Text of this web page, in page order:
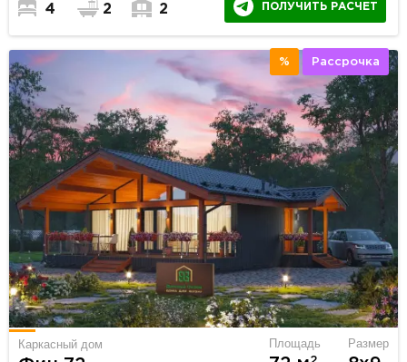
4 2 2 ПОЛУЧИТЬ РАСЧЕТ
% Рассрочка
Каркасный дом Площадь Размер